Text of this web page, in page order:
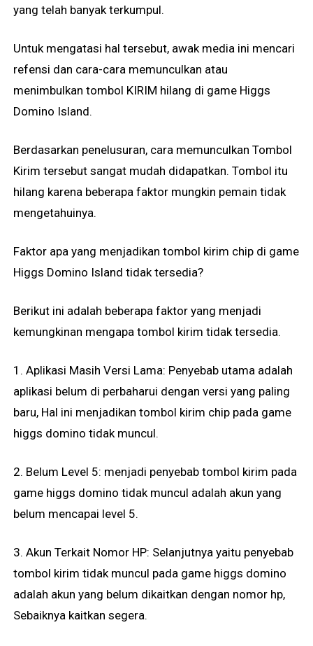
yang telah banyak terkumpul.
Untuk mengatasi hal tersebut, awak media ini mencari
refensi dan cara-cara memunculkan atau
menimbulkan tombol KIRIM hilang di game Higgs
Domino Island.
Berdasarkan penelusuran, cara memunculkan Tombol
Kirim tersebut sangat mudah didapatkan. Tombol itu
hilang karena beberapa faktor mungkin pemain tidak
mengetahuinya.
Faktor apa yang menjadikan tombol kirim chip di game
Higgs Domino Island tidak tersedia?
Berikut ini adalah beberapa faktor yang menjadi
kemungkinan mengapa tombol kirim tidak tersedia.
1. Aplikasi Masih Versi Lama: Penyebab utama adalah
aplikasi belum di perbaharui dengan versi yang paling
baru, Hal ini menjadikan tombol kirim chip pada game
higgs domino tidak muncul.
2. Belum Level 5: menjadi penyebab tombol kirim pada
game higgs domino tidak muncul adalah akun yang
belum mencapai level 5.
3. Akun Terkait Nomor HP: Selanjutnya yaitu penyebab
tombol kirim tidak muncul pada game higgs domino
adalah akun yang belum dikaitkan dengan nomor hp,
Sebaiknya kaitkan segera.